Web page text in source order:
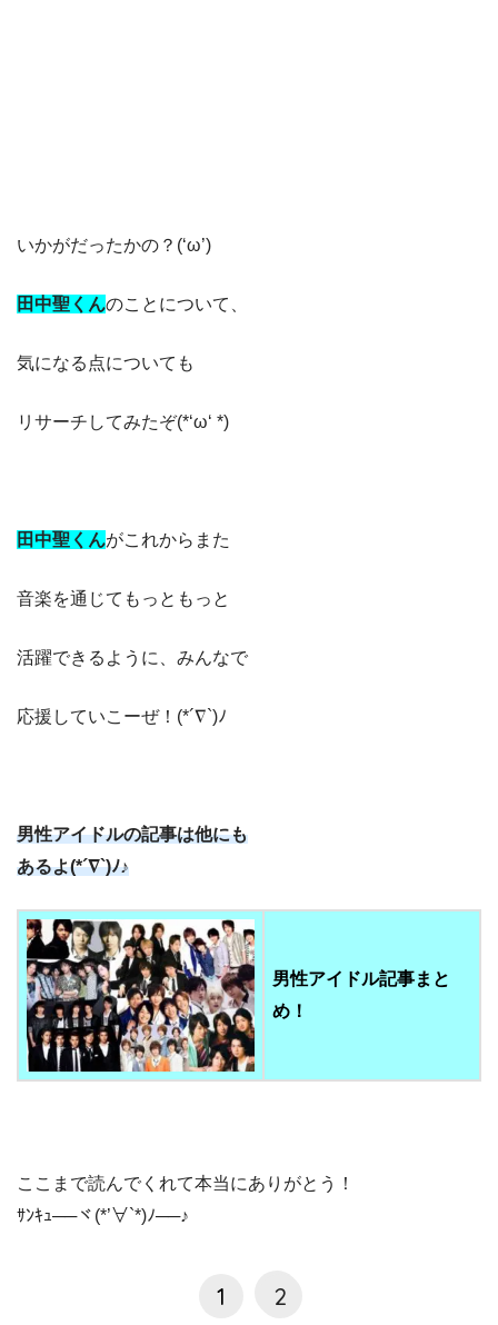
いかがだったかの？(‘ω’)
田中聖くんのことについて、
気になる点についても
リサーチしてみたぞ(*‘ω‘ *)
田中聖くんがこれからまた
音楽を通じてもっともっと
活躍できるように、みんなで
応援していこーぜ！(*´∇`)ﾉ
男性アイドルの記事は他にも
あるよ(*´∇`)ﾉ♪
男性アイドル記事まと
め！
ここまで読んでくれて本当にありがとう！
ｻﾝｷｭ──ヾ(*’∀`*)ﾉ──♪
1 2